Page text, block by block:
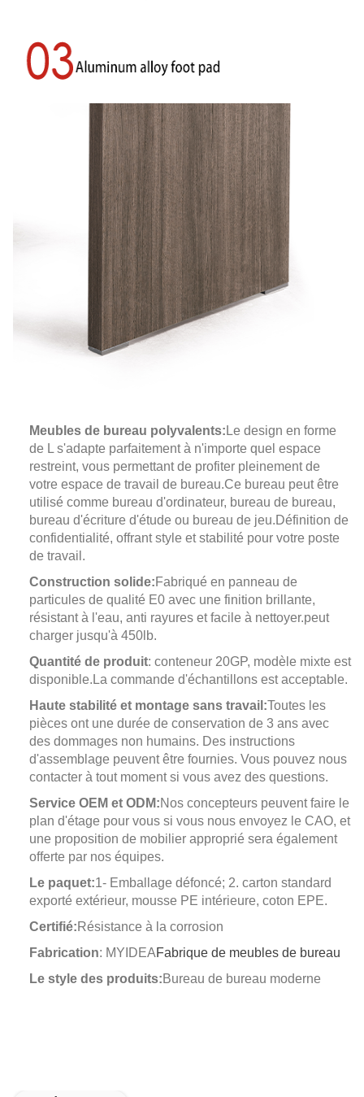
Meubles de bureau polyvalents: Le design en forme
de L s'adapte parfaitement à n'importe quel espace
restreint, vous permettant de profiter pleinement de
votre espace de travail de bureau.Ce bureau peut être
utilisé comme bureau d'ordinateur, bureau de bureau,
bureau d'écriture d'étude ou bureau de jeu.Définition de
confidentialité, offrant style et stabilité pour votre poste
de travail.
Construction solide:Fabriqué en panneau de
particules de qualité E0 avec une finition brillante,
résistant à l'eau, anti rayures et facile à nettoyer.peut
charger jusqu'à 450lb.
Quantité de produit: conteneur 20GP, modèle mixte est
disponible.La commande d'échantillons est acceptable.
Haute stabilité et montage sans travail:Toutes les
pièces ont une durée de conservation de 3 ans avec
des dommages non humains. Des instructions
d'assemblage peuvent être fournies. Vous pouvez nous
contacter à tout moment si vous avez des questions.
Service OEM et ODM:Nos concepteurs peuvent faire le
plan d'étage pour vous si vous nous envoyez le CAO, et
une proposition de mobilier approprié sera également
offerte par nos équipes.
Le paquet:1- Emballage défoncé; 2. carton standard
exporté extérieur, mousse PE intérieure, coton EPE.
Certifié:Résistance à la corrosion
Fabrication: MYIDEAFabrique de meubles de bureau
Le style des produits:Bureau de bureau moderne